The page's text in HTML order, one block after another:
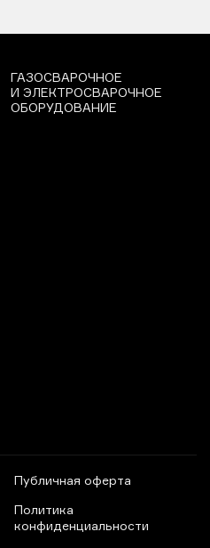
ГАЗОСВАРОЧНОЕ
И ЭЛЕКТРОСВАРОЧНОЕ
ОБОРУДОВАНИЕ
Публичная оферта
Политика
конфиденциальности